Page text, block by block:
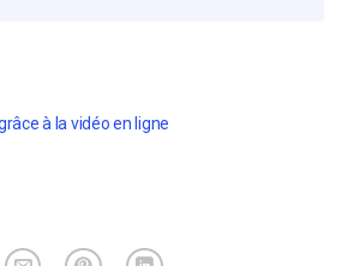
à la vidéo en ligne